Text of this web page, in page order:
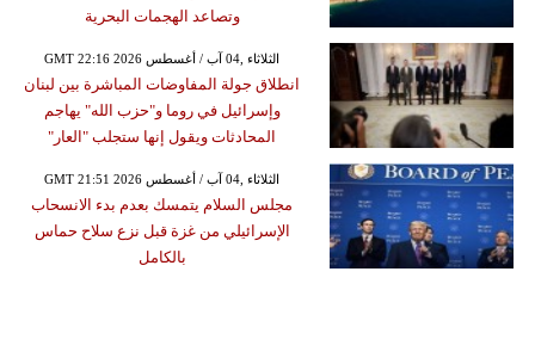
وتصاعد الهجمات البحرية
GMT 22:16 2026 الثلاثاء ,04 آب / أغسطس
انطلاق جولة المفاوضات المباشرة بين لبنان
وإسرائيل في روما و"حزب الله" يهاجم
المحادثات ويقول إنها ستجلب "العار"
GMT 21:51 2026 الثلاثاء ,04 آب / أغسطس
مجلس السلام يتمسك بعدم بدء الانسحاب
الإسرائيلي من غزة قبل نزع سلاح حماس
بالكامل